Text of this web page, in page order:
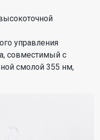
управления
совместимый с
смолой 355 нм,